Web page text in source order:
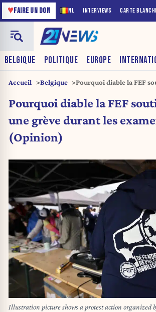
NL INTERVIEWS CARTE
♥FAIRE UN DON
BELGIQUE POLITIQUE EUROPE
Accueil Belgique
Pourquoi diable la FEF
Pourquoi diable la FEF
une grève durant les
(Opinion)
Illustration picture shows a protest action organized